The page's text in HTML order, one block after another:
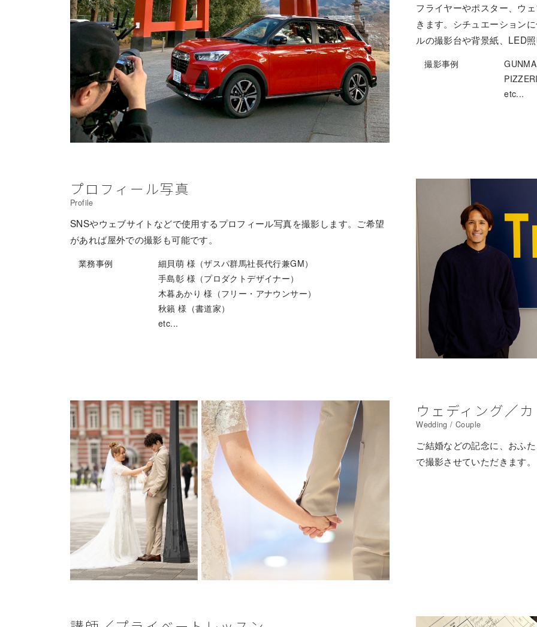
フライヤーやポスター、ウ
きます。シチュエーション
ルの撮影台や背景紙、LED
撮影事例
etc...
プロフィール写真
Profile
SNSやウェブサイトなどで使用するプロフィール写真を撮影します。ご希望
があれば屋外での撮影も可能です。
業務事例
細貝萌 様（ザスパ群馬社長代行兼GM）
手島彰 様（プロダクトデザイナー）
木暮あかり 様（フリー・アナウンサー）
秋籟 様（書道家）
etc...
ウェディング／
Wedding / Couple
ご結婚などの記念に、おふ
で撮影させていただきます。